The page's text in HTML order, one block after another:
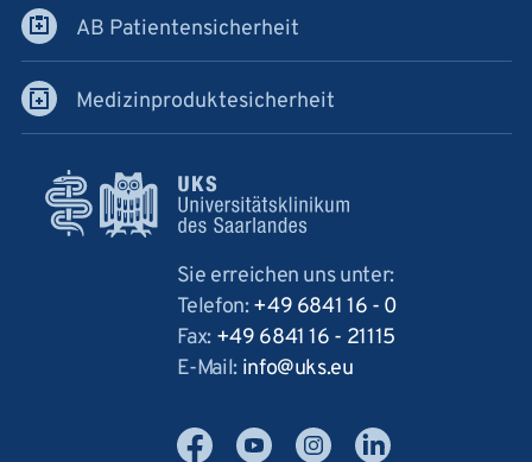
AB Patientensicherheit
Medizinproduktesicherheit
Sie erreichen uns unter:
Telefon:+49 6841 16 - 0
Fax: +49 6841 16 - 21115
E-Mail: info ukseu